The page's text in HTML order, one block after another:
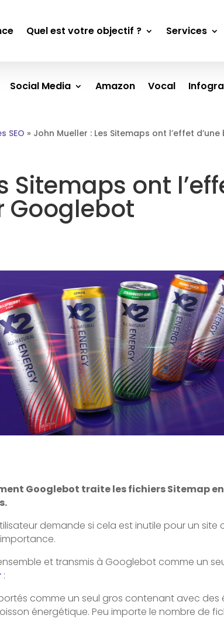
Quel est votre objectif ? Services
Social Media Amazon Vocal
SEO » John Mueller : Les Sitemaps ont l’effet
Sitemaps ont
Googlebot
Googlebot traite les fichiers Sitemap
demande si cela est inutile pour un site
et transmis à Googlebot comme un
:
comme un seul gros contenant avec
énergétique. Peu importe le nombre de